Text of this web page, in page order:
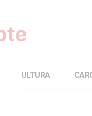
CULTURA